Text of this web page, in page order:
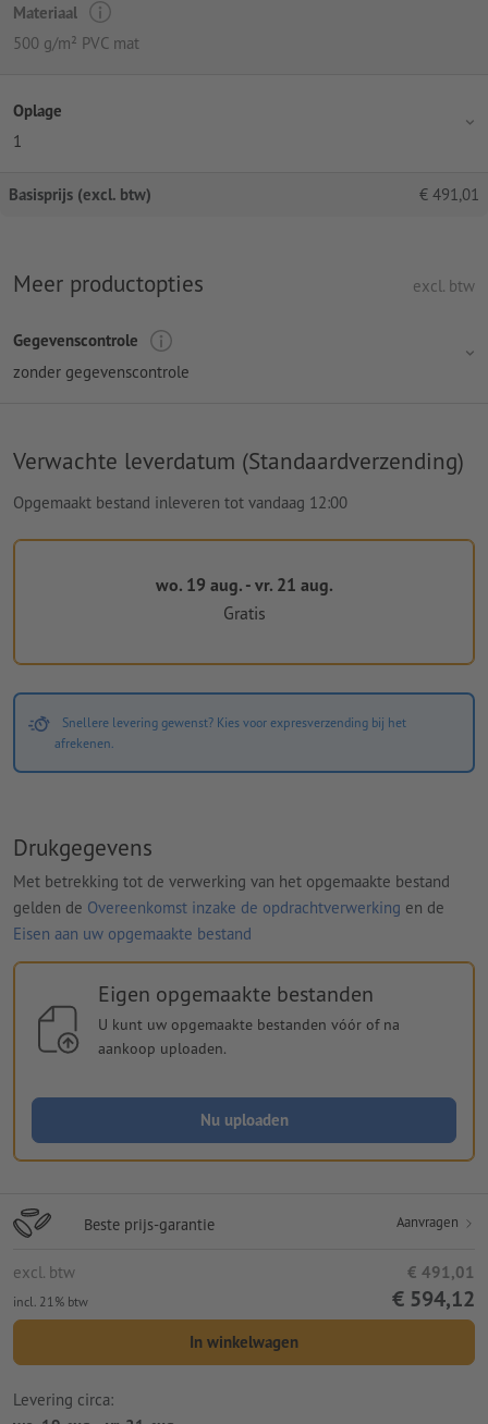
Materiaal
500 g/m² PVC mat
Oplage
1
Basisprijs (excl. btw) € 491,01
Meer productopties excl. btw
Gegevenscontrole
zonder gegevenscontrole
Verwachte leverdatum (Standaardverzending)
Opgemaakt bestand inleveren tot vandaag 12:00
wo. 19 aug. - vr. 21 aug.
Gratis
Snellere levering gewenst? Kies voor expresverzending bij het
afrekenen.
Drukgegevens
Met betrekking tot de verwerking van het opgemaakte bestand
gelden de Overeenkomst inzake de opdrachtverwerking en de
Eisen aan uw opgemaakte bestand
Eigen opgemaakte bestanden
U kunt uw opgemaakte bestanden vóór of na
aankoop uploaden.
Nu uploaden
Beste prijs-garantie Aanvragen
excl. btw € 491,01
incl. 21% btw € 594,12
In winkelwagen
Levering circa: